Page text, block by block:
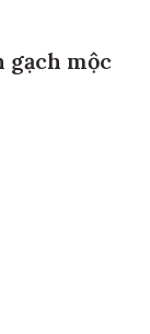
gạch mộc